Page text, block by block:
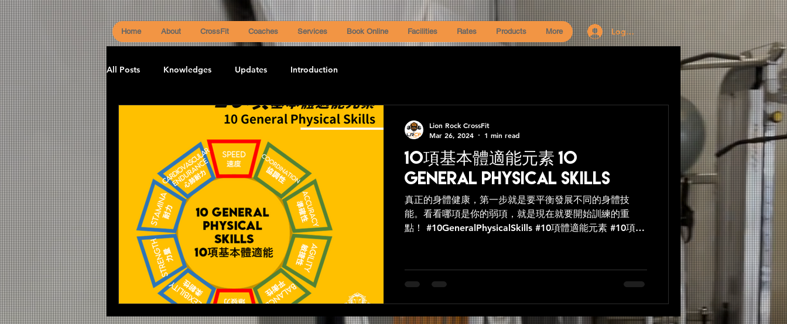
Home About CrossFit Coaches Services Book Online Facilities Rates Products More Log In
All Posts Knowledges Updates Introduction
10項基本體適能元素 10
General Physical Skills
真正的身體健康，第一步就是要平衡發展不同的身體技
能。看看哪項是你的弱項，就是現在就要開始訓練的重
點！ #10GeneralPhysicalSkills #10項體適能元素 #10項通
Lion Rock CrossFit
Mar 26, 2024
1 min read